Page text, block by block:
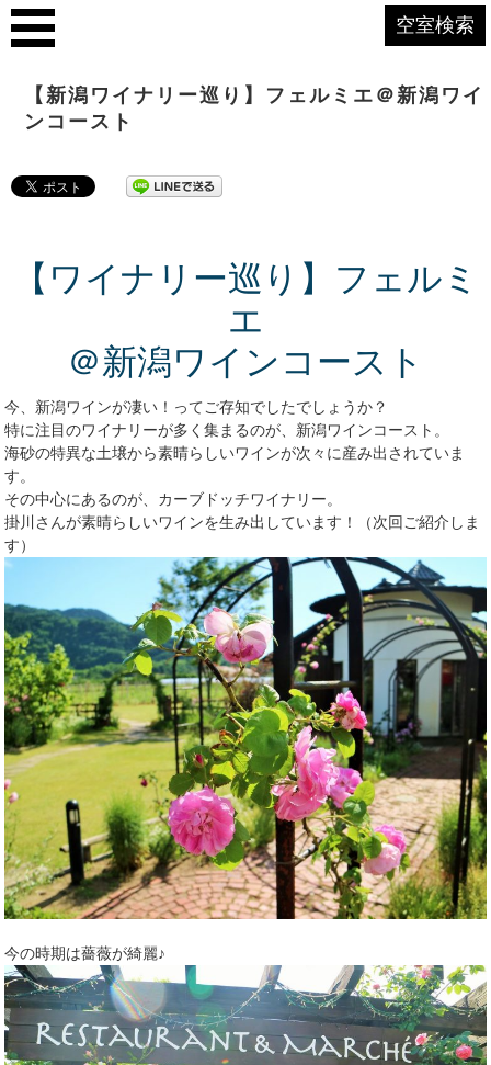
空室検索
【新潟ワイナリー巡り】フェルミエ＠新潟ワイ
ンコースト
【ワイナリー巡り】フェルミ
エ
＠新潟ワインコースト
今、新潟ワインが凄い！ってご存知でしたでしょうか？
特に注目のワイナリーが多く集まるのが、新潟ワインコースト。
海砂の特異な土壌から素晴らしいワインが次々に産み出されていま
す。
その中心にあるのが、カーブドッチワイナリー。
掛川さんが素晴らしいワインを生み出しています！（次回ご紹介しま
す）
今の時期は薔薇が綺麗♪